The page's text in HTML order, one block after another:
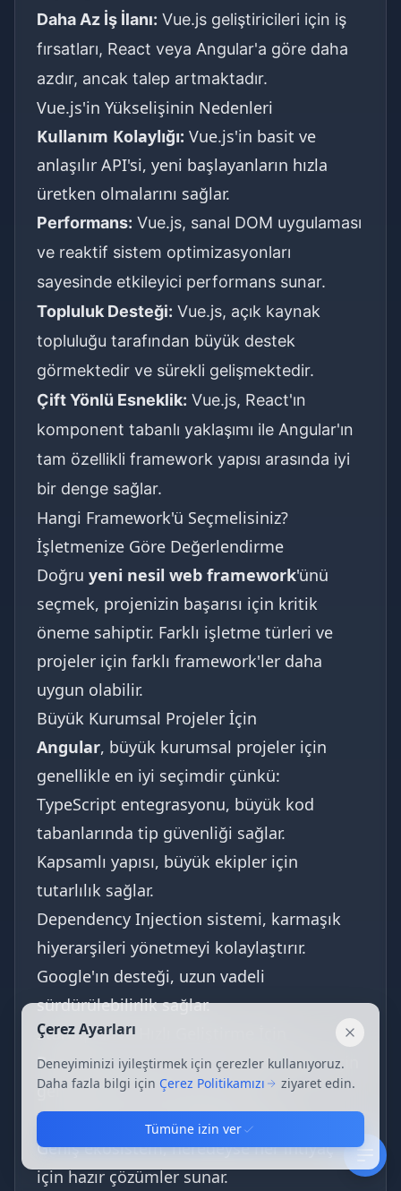
Daha Az İş İlanı: Vue.js geliştiricileri için iş
fırsatları, React veya Angular'a göre daha
azdır, ancak talep artmaktadır.
Vue.js'in Yükselişinin Nedenleri
Kullanım Kolaylığı: Vue.js'in basit ve
anlaşılır API'si, yeni başlayanların hızla
üretken olmalarını sağlar.
Performans: Vue.js, sanal DOM uygulaması
ve reaktif sistem optimizasyonları
sayesinde etkileyici performans sunar.
Topluluk Desteği: Vue.js, açık kaynak
topluluğu tarafından büyük destek
görmektedir ve sürekli gelişmektedir.
Çift Yönlü Esneklik: Vue.js, React'ın
komponent tabanlı yaklaşımı ile Angular'ın
tam özellikli framework yapısı arasında iyi
bir denge sağlar.
Hangi Framework'ü Seçmelisiniz?
İşletmenize Göre Değerlendirme
Doğru yeni nesil web framework'ünü
seçmek, projenizin başarısı için kritik
öneme sahiptir. Farklı işletme türleri ve
projeler için farklı framework'ler daha
uygun olabilir.
Büyük Kurumsal Projeler İçin
Angular, büyük kurumsal projeler için
genellikle en iyi seçimdir çünkü:
TypeScript entegrasyonu, büyük kod
tabanlarında tip güvenliği sağlar.
Kapsamlı yapısı, büyük ekipler için
tutarlılık sağlar.
Dependency Injection sistemi, karmaşık
hiyerarşileri yönetmeyi kolaylaştırır.
Google'ın desteği, uzun vadeli
sürdürülebilirlik sağlar.
Startuplar ve Hızlı Geliştirme İçin
React, startuplar ve hızlı prototipleme için
genellikle tercih edilir çünkü:
Minimal API, hızlı başlangıç sağlar.
Geniş ekosistem, neredeyse her ihtiyaç
için hazır çözümler sunar.
Çerez Ayarları Kapat
Deneyiminizi iyileştirmek için çerezler kullanıyoruz.
Daha fazla bilgi için Çerez Politikamızı ziyaret edin.
Tümüne izin ver